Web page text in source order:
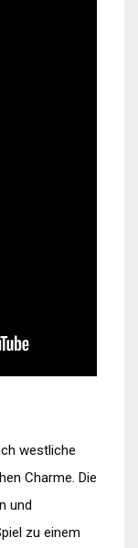
westliche
Charme. Die
und
zu einem